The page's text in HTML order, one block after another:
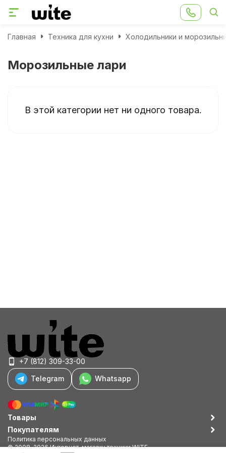
Главная Техника для кухни Холодильники и
Морозильные лари
В этой категории нет ни одного товара.
+7 (812) 309-33-00
Telegram
Whatsapp
Товары
Покупателям
Политика персональных данных
© 2008-2026 Интернет-магазин техники WITE